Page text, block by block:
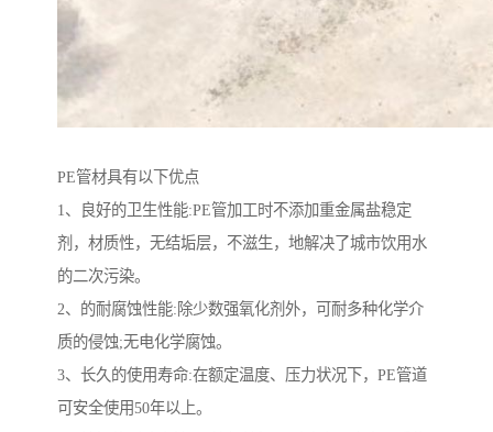
PE管材具有以下优点
1、良好的卫生性能:PE管加工时不添加重金属盐稳定
剂，材质性，无结垢层，不滋生，地解决了城市饮用水
的二次污染。
2、的耐腐蚀性能:除少数强氧化剂外，可耐多种化学介
质的侵蚀;无电化学腐蚀。
3、长久的使用寿命:在额定温度、压力状况下，PE管道
可安全使用50年以上。